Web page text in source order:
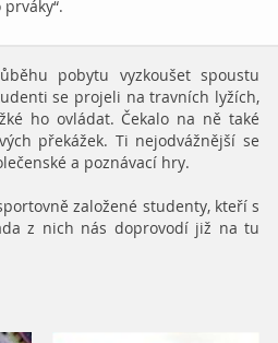
pobytu vyzkoušet spoustu
se projeli na travních lyžích,
ho ovládat. Čekalo na ně také
překážek. Ti nejodvážnější se
a poznávací hry.
založené studenty, kteří s
z nich nás doprovodí již na tu